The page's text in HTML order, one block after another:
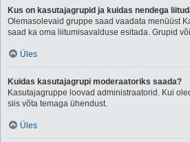
Kus on kasutajagrupid ja kuidas nendega
Olemasolevaid gruppe saad vaadata menüüst
saad ka oma liitumisavalduse esitada. Grupid
Üles
Kuidas kasutajagrupi moderaatoriks saada?
Kasutajagruppe loovad administraatorid. Kui
siis võta temaga ühendust.
Üles